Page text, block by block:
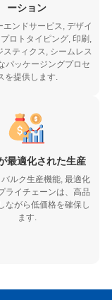
ーション
エンドサービス, デザイ
ロトタイピング, 印刷,
スティクス, シームレス
パッケージングプロセ
を提供します.
最適化された生産
ルク生産機能, 最適化
ライチェーンは、高品
ながら低価格を確保し
ます.